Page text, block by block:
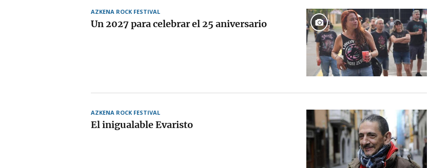
AZKENA ROCK FESTIVAL
Un 2027 para celebrar el 25 aniversario
AZKENA ROCK FESTIVAL
El inigualable Evaristo